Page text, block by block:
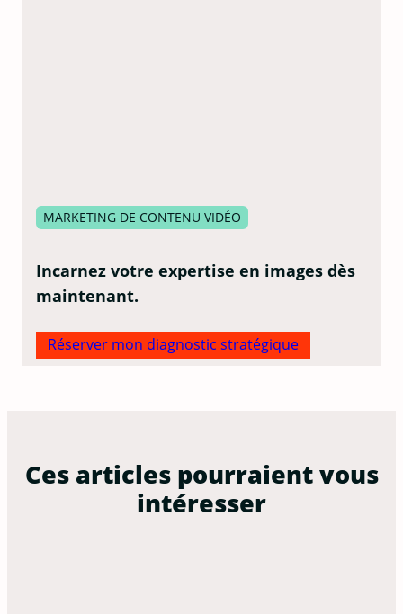
MARKETING DE CONTENU VIDÉO
Incarnez votre expertise en images dès
maintenant.
Réserver mon diagnostic stratégique
Ces articles pourraient vous
intéresser